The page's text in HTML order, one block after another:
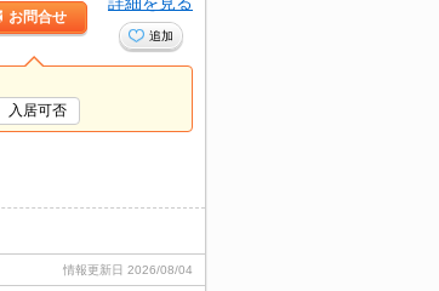
お問合せ
追加
入居可否
情報更新日 2026/08/04